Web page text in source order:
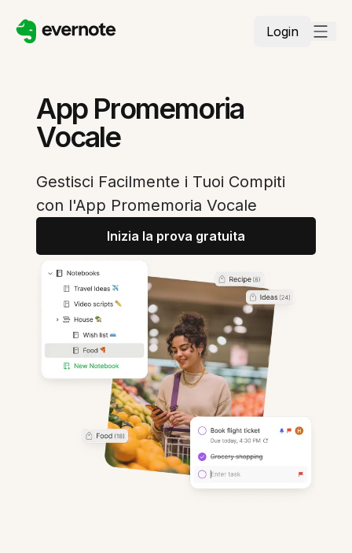
Login
App Promemoria
Vocale
Gestisci Facilmente i Tuoi Compiti
con l'App Promemoria Vocale
Inizia la prova gratuita